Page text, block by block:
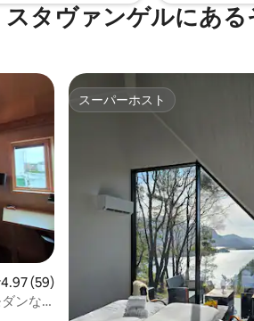
スタヴァンゲルにあ
ビュー59件、5つ星中4.97つ星の平均評価
4.97 (59)
ンな
スーパーホスト
スーパーホスト